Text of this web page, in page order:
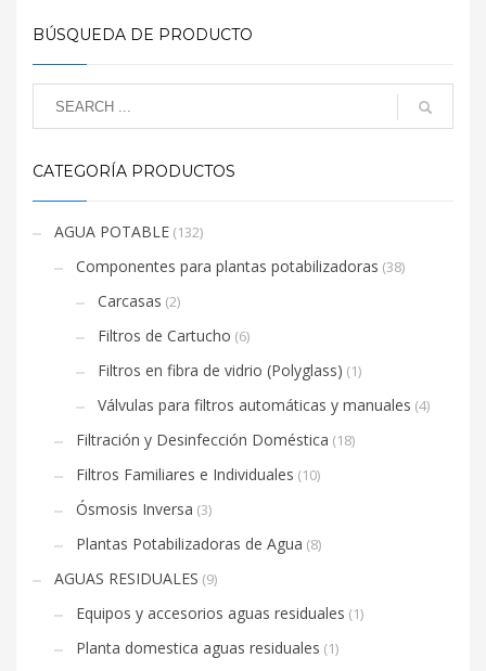
BÚSQUEDA DE PRODUCTO
CATEGORÍA PRODUCTOS
AGUA POTABLE (132)
Componentes para plantas potabilizadoras (38)
Carcasas (2)
Filtros de Cartucho (6)
Filtros en fibra de vidrio (Polyglass) (1)
Válvulas para filtros automáticas y manuales (4)
Filtración y Desinfección Doméstica (18)
Filtros Familiares e Individuales (10)
Ósmosis Inversa (3)
Plantas Potabilizadoras de Agua (8)
AGUAS RESIDUALES (9)
Equipos y accesorios aguas residuales (1)
Planta domestica aguas residuales (1)